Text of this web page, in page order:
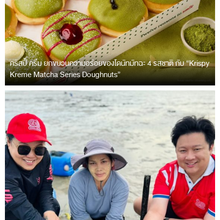
คริสปี้ ครีม ยกขบวนความอร่อยของโดนัทมัทฉะ 4 รสชาติ กับ “Krispy
Kreme Matcha Series Doughnuts”